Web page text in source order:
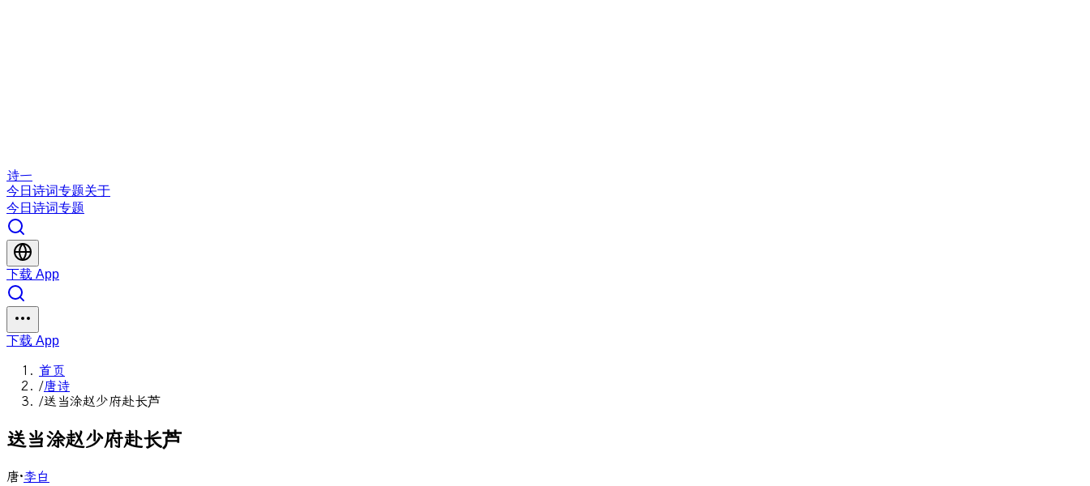
诗一
今日 诗词专题关于
今日 诗词专题
下载 App
下载 App
首页
/唐诗
/送当涂赵少府赴长芦
送当涂赵少府赴长芦
唐·李白